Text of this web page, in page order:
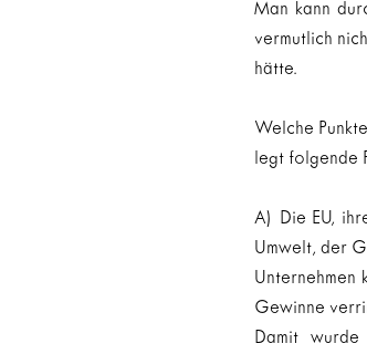
Man kann
vermutlich
hätte.
Welche
legt folgende
A) Die EU,
Umwelt, der
Unternehmen
Gewinne
Damit